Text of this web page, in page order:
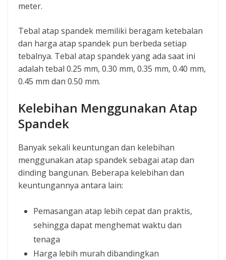
meter.
Tebal atap spandek memiliki beragam ketebalan
dan harga atap spandek pun berbeda setiap
tebalnya. Tebal atap spandek yang ada saat ini
adalah tebal 0.25 mm, 0.30 mm, 0.35 mm, 0.40 mm,
0.45 mm dan 0.50 mm.
Kelebihan Menggunakan Atap
Spandek
Banyak sekali keuntungan dan kelebihan
menggunakan atap spandek sebagai atap dan
dinding bangunan. Beberapa kelebihan dan
keuntungannya antara lain:
Pemasangan atap lebih cepat dan praktis,
sehingga dapat menghemat waktu dan
tenaga
Harga lebih murah dibandingkan